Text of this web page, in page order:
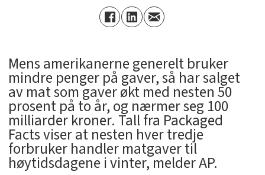
Mens amerikanerne generelt bruker
mindre penger på gaver, så har salget
av mat som gaver økt med nesten 50
prosent på to år, og nærmer seg 100
milliarder kroner. Tall fra Packaged
Facts viser at nesten hver tredje
forbruker handler matgaver til
høytidsdagene i vinter, melder AP.